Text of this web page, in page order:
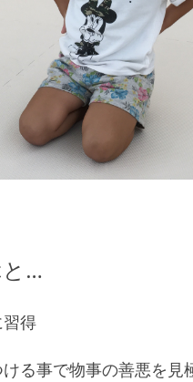
…
得
る事で物事の善悪を見